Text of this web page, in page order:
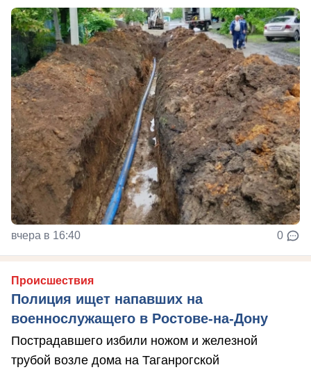
вчера в 16:40 0
Происшествия
Полиция ищет напавших на
военнослужащего в Ростове-на-Дону
Пострадавшего избили ножом и железной
трубой возле дома на Таганрогской